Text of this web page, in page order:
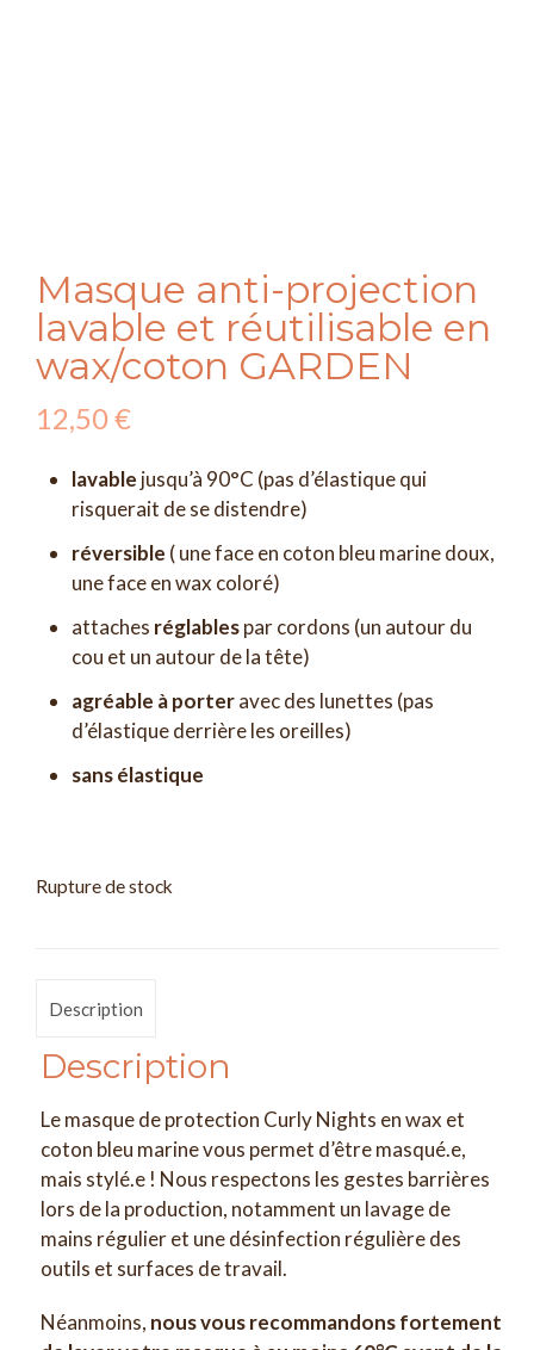
Masque anti-projection
lavable et réutilisable en
wax/coton GARDEN
12,50€
lavable jusqu’à 90°C (pas d’élastique qui
risquerait de se distendre)
réversible ( une face en coton bleu marine doux,
une face en wax coloré)
attaches réglablespar cordons (un autour du
cou et un autour de la tête)
agréable à porteravec des lunettes (pas
d’élastique derrière les oreilles)
sans élastique
Rupture de stock
Description
Description
Le masque de protection Curly Nights en wax et
coton bleu marine vous permet d’être masqué.e,
mais stylé.e ! Nous respectons les gestes barrières
lors de la production, notamment un lavage de
mains régulier et une désinfection régulière des
outils et surfaces de travail.
Néanmoins, nous vous recommandons fortement